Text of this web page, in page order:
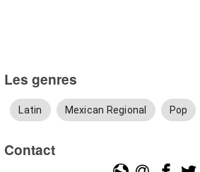
Les genres
Latin Mexican Regional Pop
Contact